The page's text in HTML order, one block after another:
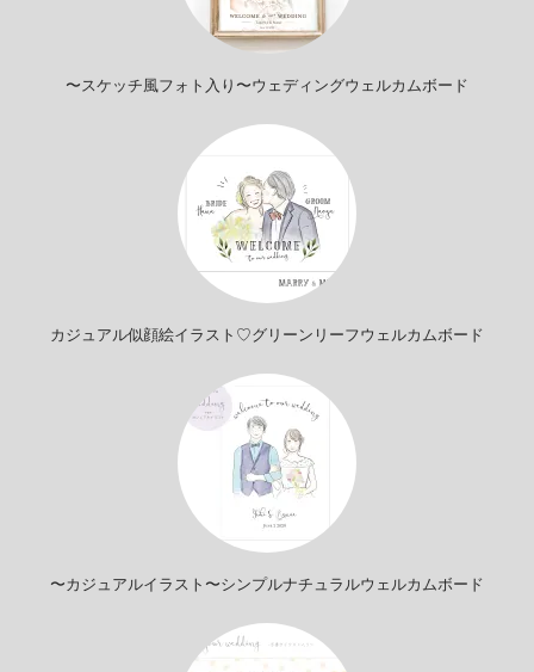
〜スケッチ風フォト入り〜ウェディングウェルカムボード
カジュアル似顔絵イラスト♡グリーンリーフウェルカムボード
〜カジュアルイラスト〜シンプルナチュラルウェルカムボード